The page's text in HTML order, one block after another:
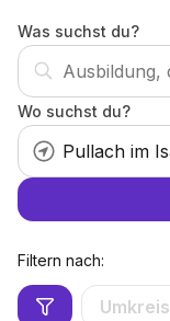
Was suchst du?
Wo suchst du?
Filtern nach:
Umkreis